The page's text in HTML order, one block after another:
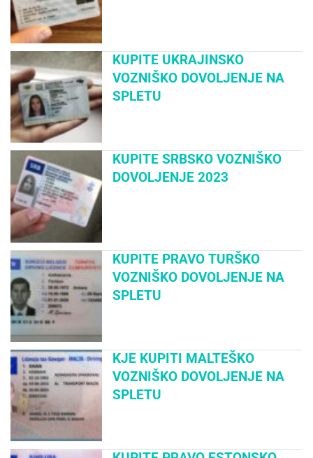
KUPITE UKRAJINSKO
VOZNIŠKO DOVOLJENJE NA
SPLETU
KUPITE SRBSKO VOZNIŠKO
DOVOLJENJE 2023
KUPITE PRAVO TURŠKO
VOZNIŠKO DOVOLJENJE NA
SPLETU
KJE KUPITI MALTEŠKO
VOZNIŠKO DOVOLJENJE NA
SPLETU